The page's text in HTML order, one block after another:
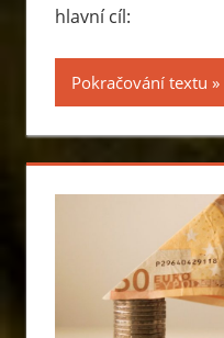
hlavní cíl:
Pokračování textu